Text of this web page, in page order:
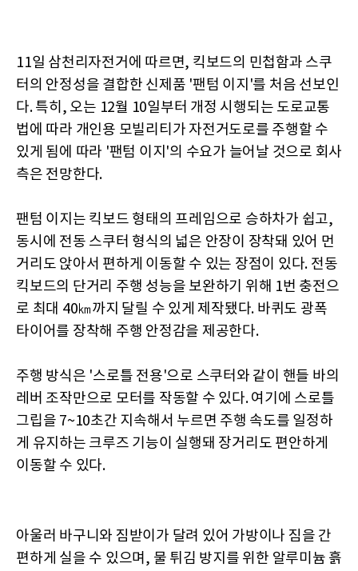
11일 삼천리자전거에 따르면, 킥보드의 민첩함과 스쿠
터의 안정성을 결합한 신제품 '팬텀 이지'를 처음 선보인
다. 특히, 오는 12월 10일부터 개정 시행되는 도로교통
법에 따라 개인용 모빌리티가 자전거도로를 주행할 수
있게 됨에 따라 '팬텀 이지'의 수요가 늘어날 것으로 회사
측은 전망한다.
팬텀 이지는 킥보드 형태의 프레임으로 승하차가 쉽고,
동시에 전동 스쿠터 형식의 넓은 안장이 장착돼 있어 먼
거리도 앉아서 편하게 이동할 수 있는 장점이 있다. 전동
킥보드의 단거리 주행 성능을 보완하기 위해 1번 충전으
로 최대 40㎞까지 달릴 수 있게 제작됐다. 바퀴도 광폭
타이어를 장착해 주행 안정감을 제공한다.
주행 방식은 '스로틀 전용'으로 스쿠터와 같이 핸들 바의
레버 조작만으로 모터를 작동할 수 있다. 여기에 스로틀
그립을 7~10초간 지속해서 누르면 주행 속도를 일정하
게 유지하는 크루즈 기능이 실행돼 장거리도 편안하게
이동할 수 있다.
아울러 바구니와 짐받이가 달려 있어 가방이나 짐을 간
편하게 실을 수 있으며, 물 튀김 방지를 위한 알루미늄 흙